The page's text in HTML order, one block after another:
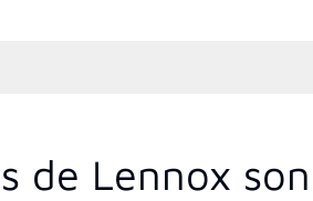
de Lennox